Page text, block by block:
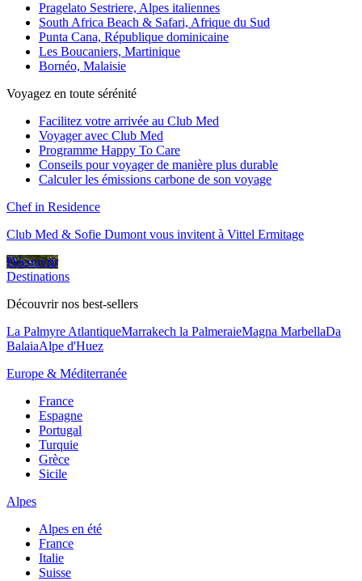
Pragelato Sestriere, Alpes italiennes
South Africa Beach & Safari, Afrique du Sud
Punta Cana, République dominicaine
Les Boucaniers, Martinique
Bornéo, Malaisie
Voyagez en toute sérénité
Facilitez votre arrivée au Club Med
Voyager avec Club Med
Programme Happy To Care
Conseils pour voyager de manière plus durable
Calculer les émissions carbone de son voyage
Chef in Residence
Club Med & Sofie Dumont vous invitent à Vittel Ermitage
Découvrir
Destinations
Découvrir nos best-sellers
La Palmyre AtlantiqueMarrakech la PalmeraieMagna MarbellaDa
BalaiaAlpe d'Huez
Europe & Méditerranée
France
Espagne
Portugal
Turquie
Grèce
Sicile
Alpes
Alpes en été
France
Italie
Suisse